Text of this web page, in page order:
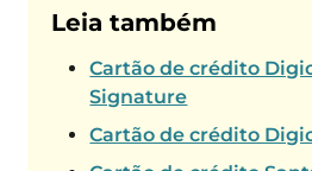
Leia também
Cartão de crédito
Signature
Cartão de crédito